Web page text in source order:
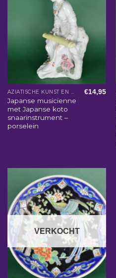
AZIATISCHE KUNST EN WOONACCESSOIRES
Japanse musicienne
met Japanse koto
snaarinstrument –
porselein
€14,95
VERKOCHT